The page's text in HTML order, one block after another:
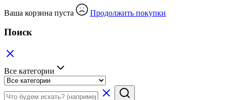
Ваша корзина пуста Продолжить покупки
Поиск
Все категории